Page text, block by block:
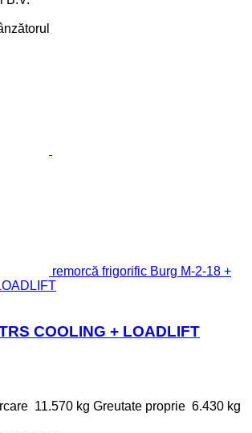
remorcă frigorific Burg M-2-18 +
COOLING + LOADLIFT
11.570 kg Greutate proprie 6.430 kg